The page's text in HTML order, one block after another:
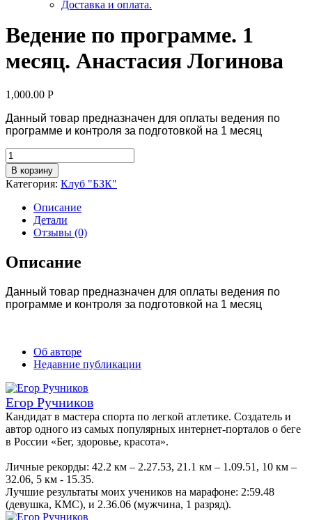
Доставка и оплата.
Ведение по программе. 1
месяц. Анастасия Логинова
1,000.00 Р
Данный товар предназначен для оплаты ведения по
программе и контроля за подготовкой на 1 месяц
Количество
В корзину
Категория: Клуб "БЗК"
Описание
Детали
Отзывы (0)
Описание
Данный товар предназначен для оплаты ведения по
программе и контроля за подготовкой на 1 месяц
Об авторе
Недавние публикации
Егор Ручников
Кандидат в мастера спорта по легкой атлетике. Создатель и
автор одного из самых популярных интернет-порталов о беге
в России «Бег, здоровье, красота».
Личные рекорды: 42.2 км – 2.27.53, 21.1 км – 1.09.51, 10 км –
32.06, 5 км - 15.35.
Лучшие результаты моих учеников на марафоне: 2:59​​.48
(девушка, КМС), и 2.36.06 (мужчина, 1 разряд).